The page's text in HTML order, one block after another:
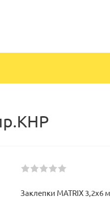
Заклепки MATRIX